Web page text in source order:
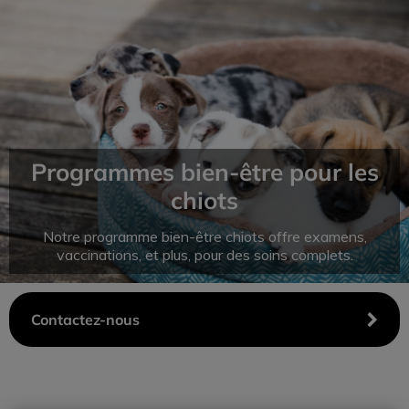
IvcPractices.HeaderNav.Search.Label
Programmes bien-être pour les
chiots
Notre programme bien-être chiots offre examens,
vaccinations, et plus, pour des soins complets.
Contactez-nous